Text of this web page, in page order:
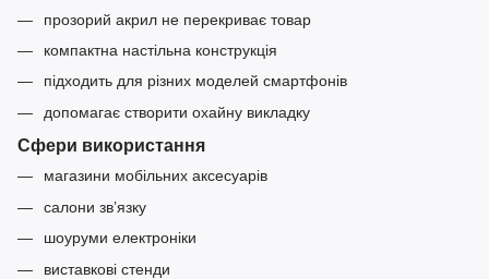
прозорий акрил не перекриває товар
компактна настільна конструкція
підходить для різних моделей смартфонів
допомагає створити охайну викладку
Сфери використання
магазини мобільних аксесуарів
салони зв’язку
шоуруми електроніки
виставкові стенди